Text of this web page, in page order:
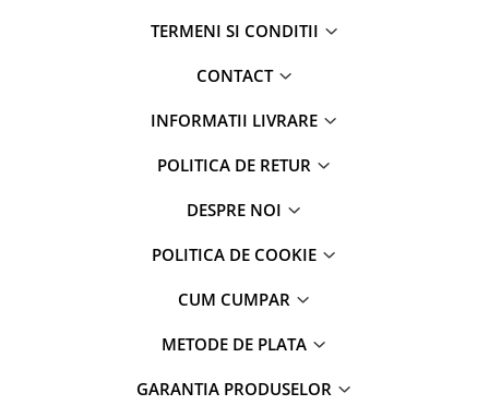
TERMENI SI CONDITII
CONTACT
INFORMATII LIVRARE
POLITICA DE RETUR
DESPRE NOI
POLITICA DE COOKIE
CUM CUMPAR
METODE DE PLATA
GARANTIA PRODUSELOR